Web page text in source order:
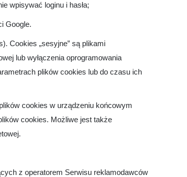
wpisywać loginu i hasła;
Google.
Cookies „sesyjne” są plikami
lub wyłączenia oprogramowania
plików cookies lub do czasu ich
cookies w urządzeniu końcowym
cookies. Możliwe jest także
z operatorem Serwisu reklamodawców